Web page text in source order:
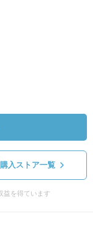
購入ストア一覧
益を得ています